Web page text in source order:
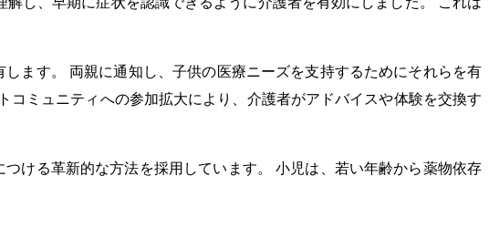
ます。 両親に通知し、子供の医療ニーズを支持するためにそれらを有
ミュニティへの参加拡大により、介護者がアドバイスや体験を交換す
ける革新的な方法を採用しています。 小児は、若い年齢から薬物依存